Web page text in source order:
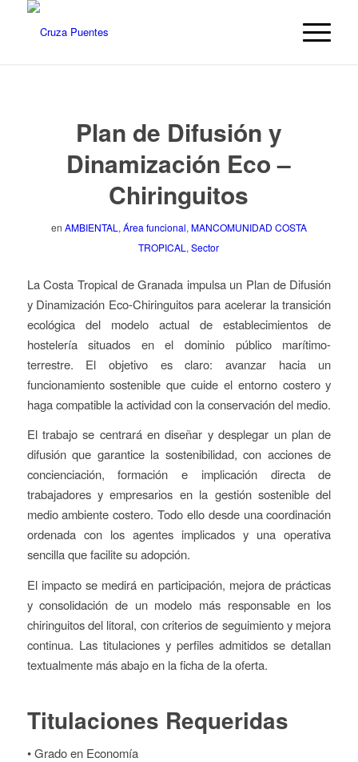
Plan de Difusión y
Dinamización Eco –
Chiringuitos
en AMBIENTAL , Área funcional, MANCOMUNIDAD COSTA
TROPICAL ,Sector
La Costa Tropical de Granada impulsa un Plan de Difusión
y Dinamización Eco-Chiringuitos para acelerar la transición
ecológica del modelo actual de establecimientos de
hostelería situados en el dominio público marítimo-
terrestre. El objetivo es claro: avanzar hacia un
funcionamiento sostenible que cuide el entorno costero y
haga compatible la actividad con la conservación del medio.
El trabajo se centrará en diseñar y desplegar un plan de
difusión que garantice la sostenibilidad, con acciones de
concienciación, formación e implicación directa de
trabajadores y empresarios en la gestión sostenible del
medio ambiente costero. Todo ello desde una coordinación
ordenada con los agentes implicados y una operativa
sencilla que facilite su adopción.
El impacto se medirá en participación, mejora de prácticas
y consolidación de un modelo más responsable en los
chiringuitos del litoral, con criterios de seguimiento y mejora
continua. Las titulaciones y perfiles admitidos se detallan
textualmente más abajo en la ficha de la oferta.
Titulaciones Requeridas
• Grado en Economía